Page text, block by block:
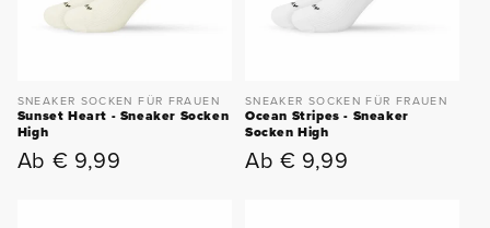
SNEAKER SOCKEN FÜR FRAUEN
Sunset Heart - Sneaker Socken
High
Normaler
Ab € 9,99
SNEAKER SOCKEN FÜR FRAUEN
Ocean Stripes - Sneaker
Socken High
Normaler
Ab € 9,99